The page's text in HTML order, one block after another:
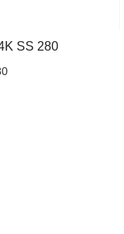
SS 280